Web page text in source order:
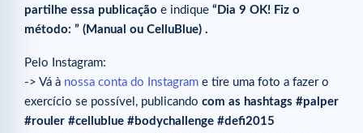
partilhe essa publicação e indique “Dia 9 OK! Fiz o
método: ” (Manual ou CelluBlue) .
Pelo Instagram:
-> Vá à nossa conta do Instagram e tire uma foto a fazer o
exercício se possível, publicando com as hashtags #palper
#rouler #cellublue #bodychallenge #defi2015